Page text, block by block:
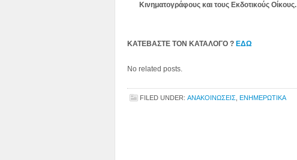
Κινηματογράφους και τους Εκδοτικούς Οίκους.
ΚΑΤΕΒΑΣΤΕ ΤΟΝ ΚΑΤΑΛΟΓΟ ? ΕΔΩ
No related posts.
FILED UNDER: ΑΝΑΚΟΙΝΩΣΕΙΣ ΕΝΗΜΕΡΩΤΙΚΑ